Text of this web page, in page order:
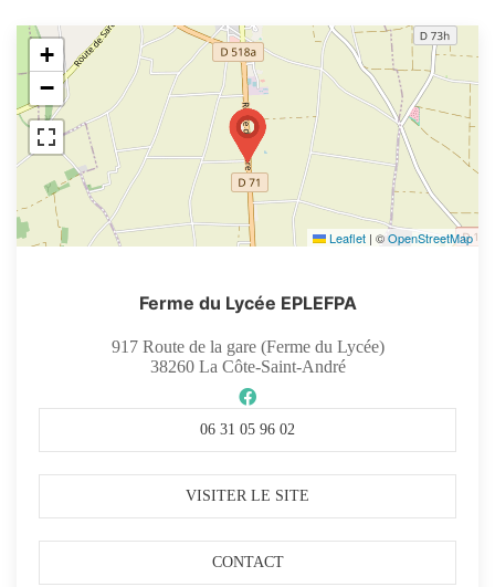
+
−
Leaflet | ©OpenStreetMap
Ferme du Lycée EPLEFPA
917 Route de la gare (Ferme du Lycée)
38260La Côte-Saint-André
06 31 05 96 02
VISITER LE SITE
CONTACT